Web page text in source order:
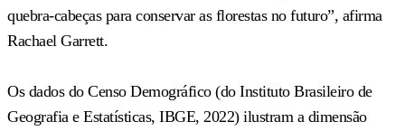
quebra-cabeças para conservar as florestas no futuro”, afirma
Rachael Garrett.
Os dados do Censo Demográfico (do Instituto Brasileiro de
Geografia e Estatísticas, IBGE, 2022) ilustram a dimensão